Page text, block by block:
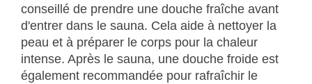
conseillé de prendre une douche fraîche avant
d'entrer dans le sauna. Cela aide à nettoyer la
peau et à préparer le corps pour la chaleur
intense. Après le sauna, une douche froide est
également recommandée pour rafraîchir le